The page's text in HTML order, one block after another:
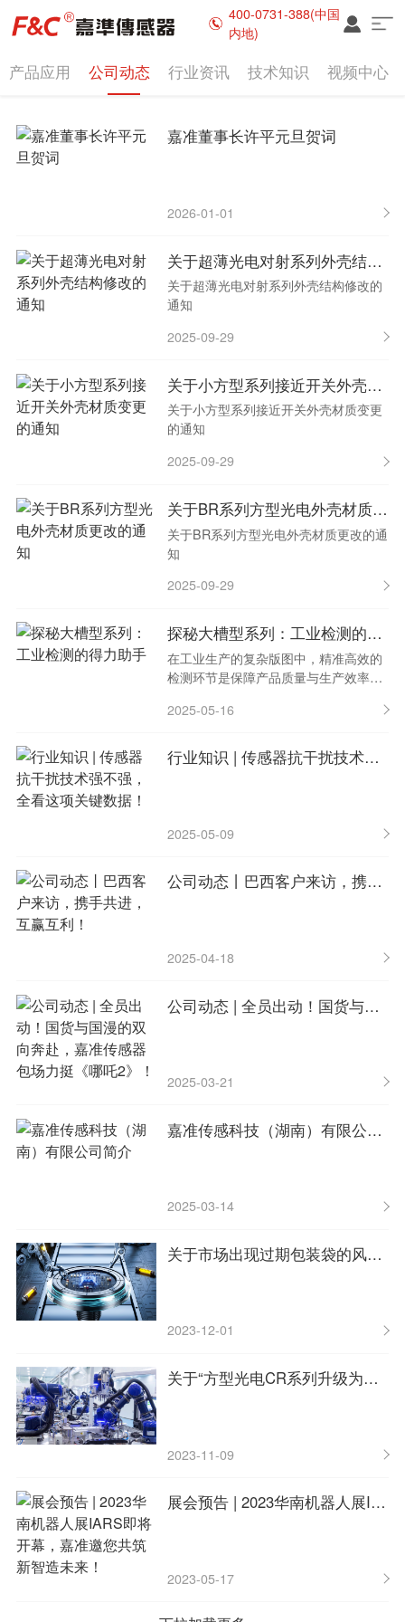
400-0731-388(中国
内地)
产品应用 公司动态 行业资讯 技术知识 视频中心
嘉准董事长许平元旦贺词
2026-01-01
关于超薄光电对射系列外壳结构修改的通知
关于超薄光电对射系列外壳结构修改的
通知
2025-09-29
关于小方型系列接近开关外壳材质变更的通知
关于小方型系列接近开关外壳材质变更
的通知
2025-09-29
关于BR系列方型光电外壳材质更改的通知
关于BR系列方型光电外壳材质更改的通
知
2025-09-29
探秘大槽型系列：工业检测的得力助手
在工业生产的复杂版图中，精准高效的
检测环节是保障产品质量与生产效率的
业检测领域的得力助手 —大槽型系列，
业提升竞争力的秘密武器。
2025-05-16
行业知识 | 传感器抗干扰技术强不强，全看这项关键数据！
2025-05-09
公司动态丨巴西客户来访，携手共进，互赢互利！
2025-04-18
公司动态 | 全员出动！国货与国漫的双向奔赴，嘉准传感器包场力挺《哪吒2》！
2025-03-21
嘉准传感科技（湖南）有限公司简介
2025-03-14
关于市场出现过期包装袋的风险提示函
2023-12-01
关于“方型光电CR系列升级为BR系列”的通知
2023-11-09
展会预告 | 2023华南机器人展IARS即将开幕，嘉准邀您共筑新智造未来！
2023-05-17